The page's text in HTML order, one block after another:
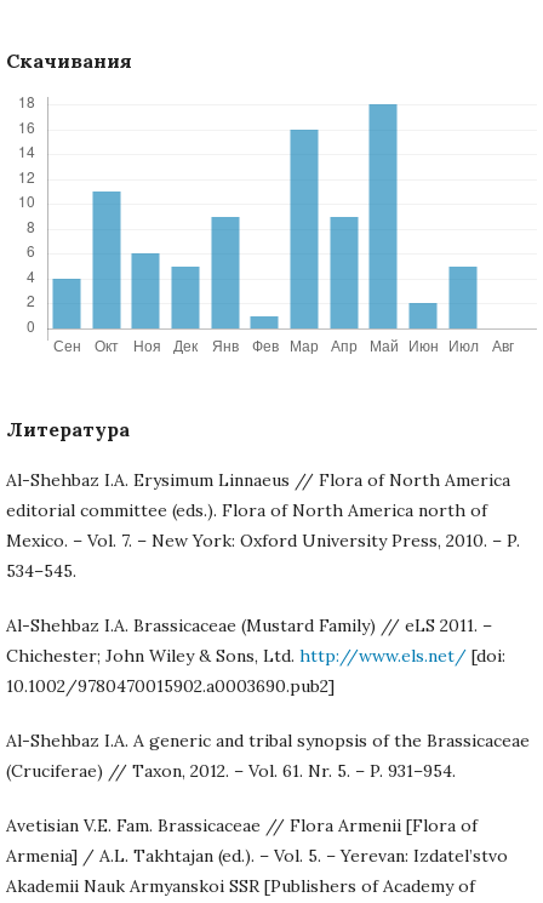
Скачивания
Литература
Al-Shehbaz I.A. Erysimum Linnaeus // Flora of North America
editorial committee (eds.). Flora of North America north of
Mexico. – Vol. 7. – New York: Oxford University Press, 2010. – P.
534–545.
Al-Shehbaz I.A. Brassicaceae (Mustard Family) // eLS 2011. –
Chichester; John Wiley & Sons, Ltd. http://www.els.net/ [doi:
10.1002/9780470015902.a0003690.pub2]
Al-Shehbaz I.A. A generic and tribal synopsis of the Brassicaceae
(Cruciferae) // Taxon, 2012. – Vol. 61. Nr. 5. – P. 931–954.
Avetisian V.E. Fam. Brassicaceae // Flora Armenii [Flora of
Armenia] / A.L. Takhtajan (ed.). – Vol. 5. – Yerevan: Izdatel’stvo
Akademii Nauk Armyanskoi SSR [Publishers of Academy of